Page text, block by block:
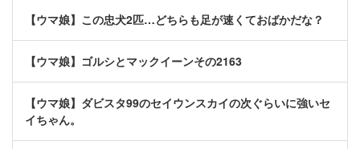
【ウマ娘】この忠犬2匹…どちらも足が速くておばかだな？
【ウマ娘】ゴルシとマックイーンその2163
【ウマ娘】ダビスタ99のセイウンスカイの次ぐらいに強いセ
イちゃん。